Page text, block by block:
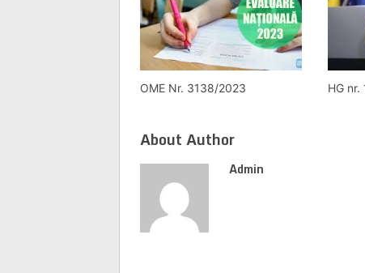
OME Nr. 3138/2023 HG
About Author
Admin